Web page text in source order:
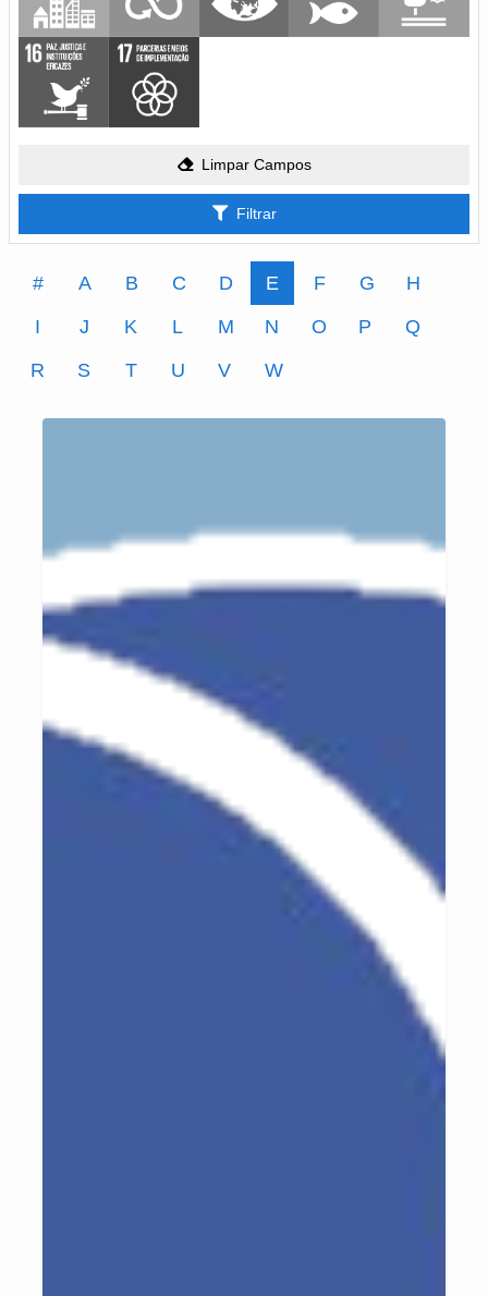
Limpar Campos
Filtrar
# A B C D E F G
H
I
J K L M N O P
Q
R
S T U V W